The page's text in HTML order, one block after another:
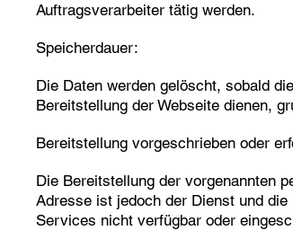
Auftragsverarbeiter tätig werden.
Speicherdauer:
Die Daten werden gelöscht, sobald
Bereitstellung der Webseite dienen,
Bereitstellung vorgeschrieben oder
Die Bereitstellung der vorgenannten
Adresse ist jedoch der Dienst und
Services nicht verfügbar oder